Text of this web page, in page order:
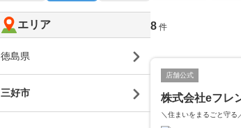
8 件
店舗公式
株式会社eフ
＼住まいをまるごと守る
エリア
徳島県
三好市